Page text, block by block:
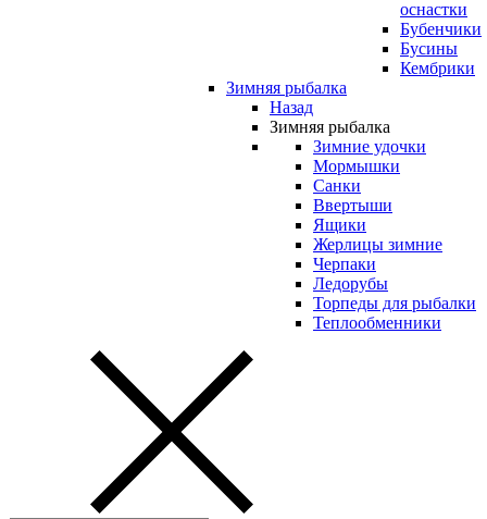
оснастки
Бубенчики
Бусины
Кембрики
Зимняя рыбалка
Назад
Зимняя рыбалка
Зимние удочки
Мормышки
Санки
Ввертыши
Ящики
Жерлицы зимние
Черпаки
Ледорубы
Торпеды для рыбалки
Теплообменники